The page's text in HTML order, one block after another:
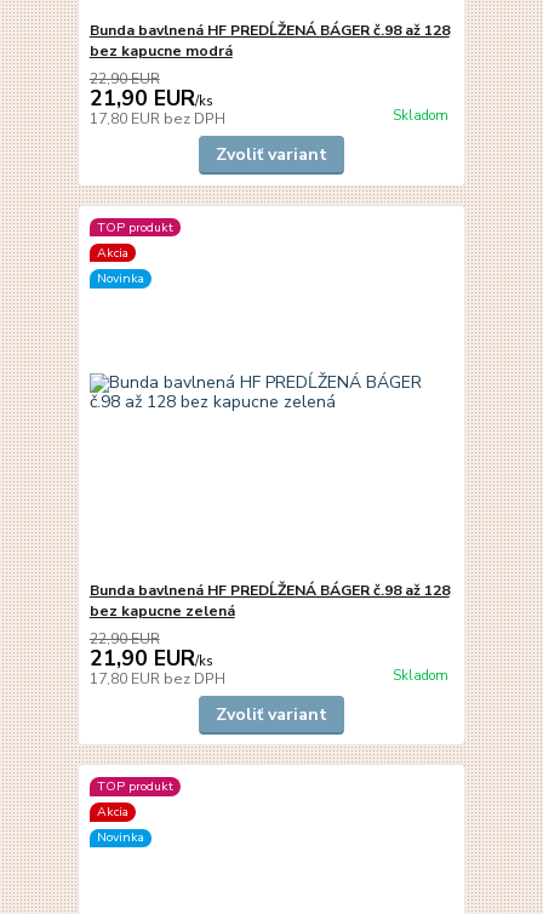
Bunda bavlnená HF PREDĹŽENÁ BÁGER č.98 až 128
bez kapucne modrá
22,90 EUR
21,90 EUR/ks
17,80 EUR bez DPH Skladom
Zvoliť variant
TOP produkt
Akcia
Novinka
Bunda bavlnená HF PREDĹŽENÁ BÁGER č.98 až 128
bez kapucne zelená
22,90 EUR
21,90 EUR/ks
17,80 EUR bez DPH Skladom
Zvoliť variant
TOP produkt
Akcia
Novinka